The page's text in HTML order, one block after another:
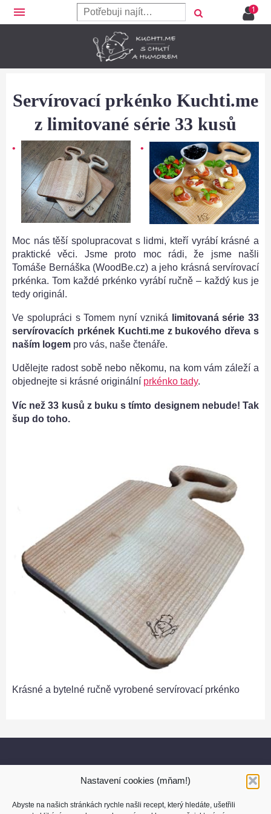
Nastavení cookies (mňam!)
Abyste na našich stránkách rychle našli recept, který hledáte, ušetřili
menu
Servírovací prkénko Kuchti.me
z limitované série 33 kusů
Moc nás těší spolupracovat s lidmi, kteří vyrábí krásné a
praktické věci. Jsme proto moc rádi, že jsme našli
Tomáše Bernáška (WoodBe.cz) a jeho krásná servírovací
prkénka. Tom každé prkénko vyrábí ručně – každý kus je
tedy originál.
Ve spolupráci s Tomem nyní vzniká
limitovaná série 33
servírovacích prkének Kuchti.me z bukového dřeva s
naším logem pro vás, naše čtenáře.
Udělejte radost sobě nebo někomu, na kom vám záleží a
objednejte si krásné originální prkénko tady.
Víc než 33 kusů z buku s tímto designem nebude! Tak
šup do toho.
Krásné a bytelné ručně vyrobené servírovací prkénko